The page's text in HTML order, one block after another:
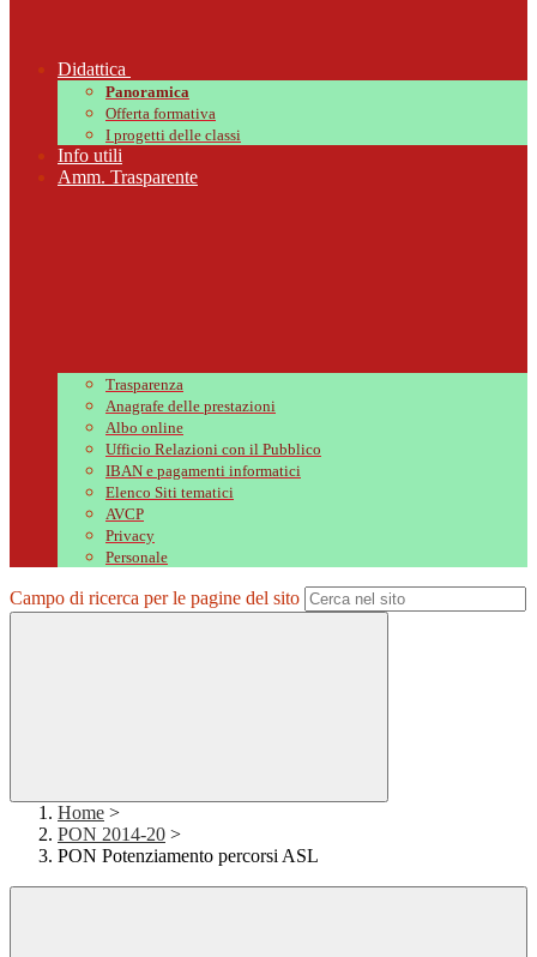
Didattica
Panoramica
Offerta formativa
I progetti delle classi
Info utili
Amm. Trasparente
Trasparenza
Anagrafe delle prestazioni
Albo online
Ufficio Relazioni con il Pubblico
IBAN e pagamenti informatici
Elenco Siti tematici
AVCP
Privacy
Personale
Campo di ricerca per le pagine del sito
Home >
PON 2014-20 >
PON Potenziamento percorsi ASL